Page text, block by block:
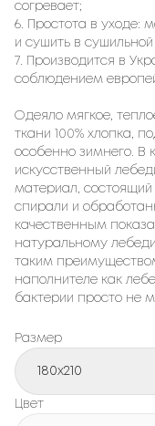
согревает;
6. Простота в уходе:
и сушить в
7. Производится в
соблюдением
Одеяло мягкое,
ткани 100% хлопка,
особенно зимнего. В
искусственный
материал, состоящий
спирали и
качественным
натуральному
таким
наполнителе как
бактерии просто не
Размер
180x210
Цвет